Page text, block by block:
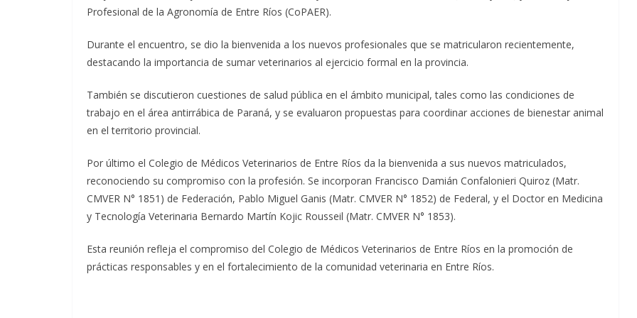
Profesional de la Agronomía de Entre Ríos (CoPAER).
Durante el encuentro, se dio la bienvenida a los nuevos profesionales que se matricularon recientemente,
destacando la importancia de sumar veterinarios al ejercicio formal en la provincia.
También se discutieron cuestiones de salud pública en el ámbito municipal, tales como las condiciones de
trabajo en el área antirrábica de Paraná, y se evaluaron propuestas para coordinar acciones de bienestar animal
en el territorio provincial.
Por último el Colegio de Médicos Veterinarios de Entre Ríos da la bienvenida a sus nuevos matriculados,
reconociendo su compromiso con la profesión. Se incorporan Francisco Damián Confalonieri Quiroz (Matr.
CMVER N° 1851) de Federación, Pablo Miguel Ganis (Matr. CMVER N° 1852) de Federal, y el Doctor en Medicina
y Tecnología Veterinaria Bernardo Martín Kojic Rousseil (Matr. CMVER N° 1853).
Esta reunión refleja el compromiso del Colegio de Médicos Veterinarios de Entre Ríos en la promoción de
prácticas responsables y en el fortalecimiento de la comunidad veterinaria en Entre Ríos.